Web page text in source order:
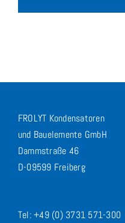
FROLYT Kondensatoren
und Bauelemente GmbH
Dammstraße 46
D-09599 Freiberg
Tel: +49 (0) 3731 571-300